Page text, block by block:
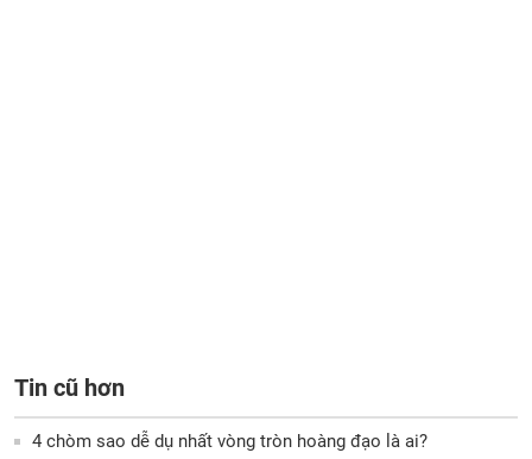
Tin cũ hơn
4 chòm sao dễ dụ nhất vòng tròn hoàng đạo là ai?